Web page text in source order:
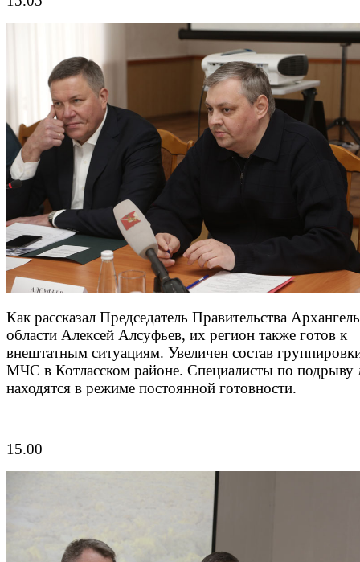
Как рассказал Председатель Правительства
области Алексей Алсуфьев, их регион также готов к
внештатным ситуациям. Увеличен состав
МЧС в Котласском районе. Специалисты по подрыву
находятся в режиме постоянной готовности.
15.00